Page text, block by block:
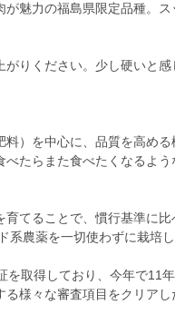
魅力の福島県限定品種。
りください。少し硬いと
）を中心に、品質を高め
べたらまた食べたくなるよ
てることで、慣行基準に比
系農薬を一切使わずに栽培し
取得しており、今年で11
様々な審査項目をクリアし